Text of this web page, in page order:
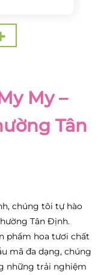
My –
Tân
chúng tôi tự hào
Tân Định.
phẩm hoa tươi chất
mã đa dạng, chúng
những trải nghiệm